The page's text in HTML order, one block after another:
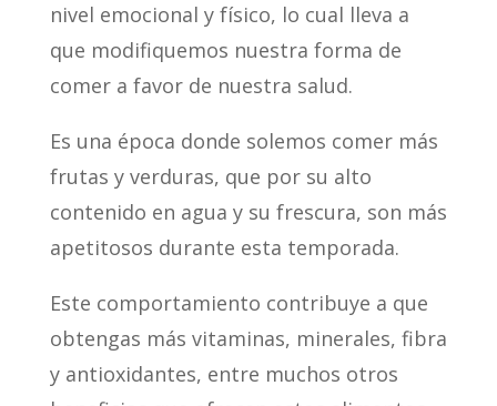
nivel emocional y físico, lo cual lleva a
que modifiquemos nuestra forma de
comer a favor de nuestra salud.
Es una época donde solemos comer más
frutas y verduras, que por su alto
contenido en agua y su frescura, son más
apetitosos durante esta temporada.
Este comportamiento contribuye a que
obtengas más vitaminas, minerales, fibra
y antioxidantes, entre muchos otros